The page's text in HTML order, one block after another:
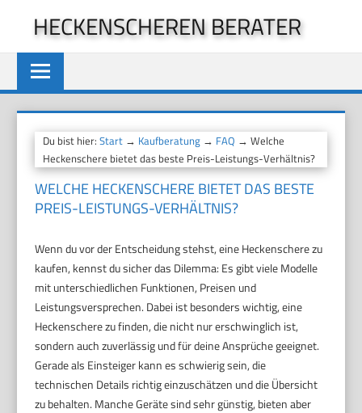
springen
HECKENSCHEREN BERATER
Du bist hier:Start → Kaufberatung → FAQ → Welche
Heckenschere bietet das beste Preis-Leistungs-Verhältnis?
WELCHE HECKENSCHERE BIETET DAS BESTE
PREIS-LEISTUNGS-VERHÄLTNIS?
Wenn du vor der Entscheidung stehst, eine Heckenschere zu
kaufen, kennst du sicher das Dilemma: Es gibt viele Modelle
mit unterschiedlichen Funktionen, Preisen und
Leistungsversprechen. Dabei ist besonders wichtig, eine
Heckenschere zu finden, die nicht nur erschwinglich ist,
sondern auch zuverlässig und für deine Ansprüche geeignet.
Gerade als Einsteiger kann es schwierig sein, die
technischen Details richtig einzuschätzen und die Übersicht
zu behalten. Manche Geräte sind sehr günstig, bieten aber